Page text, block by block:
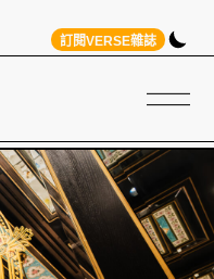
訂閱VERSE雜誌